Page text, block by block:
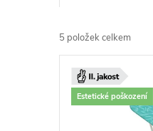
a
z
e
5 položek celkem
V
ý Estetické poškození